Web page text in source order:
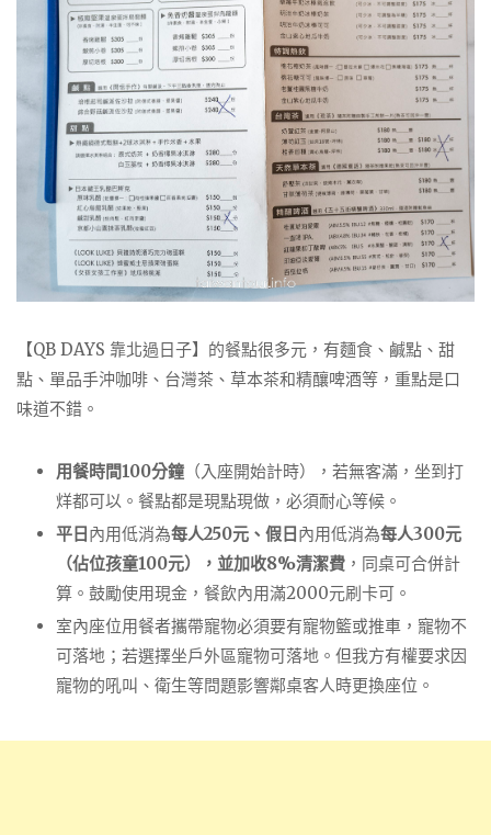
【QB DAYS 靠北過日子】的餐點很多元，有麵食、鹹點、甜
點、單品手沖咖啡、台灣茶、草本茶和精釀啤酒等，重點是口
味道不錯。
用餐時間100分鐘 （入座開始計時），若無客滿，坐到打
烊都可以。餐點都是現點現做，必須耐心等候。
平日內用低消為每人250元、假日內用低消為每人300元
（佔位孩童100元），並加收8%清潔費 ，同桌可合併計
算。鼓勵使用現金，餐飲內用滿2000元刷卡可。
室內座位用餐者攜帶寵物必須要有寵物籃或推車，寵物不
可落地；若選擇坐戶外區寵物可落地。但我方有權要求因
寵物的吼叫、衛生等問題影響鄰桌客人時更換座位。